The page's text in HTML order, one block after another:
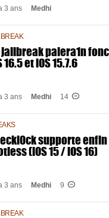
3 ans Medhi
jailbreak palera1n
16.5 et iOS 15.7.6
3 ans Medhi 14
supporte
(iOS 15 / iOS 16)
3 ans Medhi 9